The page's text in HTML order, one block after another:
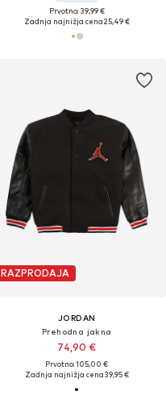
Prvotno: 39,99 €
Zadnja najnižja cena25,49 €
RAZPRODAJA
JORDAN
Prehodna jakna
74,90 €
Prvotno: 105,00 €
Zadnja najnižja cena39,95 €